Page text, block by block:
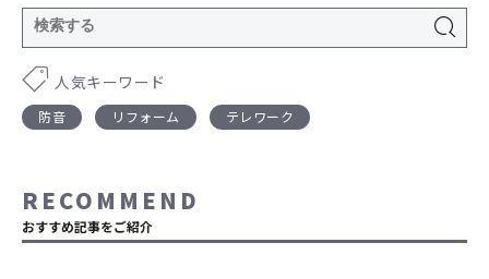
人気キーワード
防音 リフォーム テレワーク
RECOMMEND
おすすめ記事をご紹介